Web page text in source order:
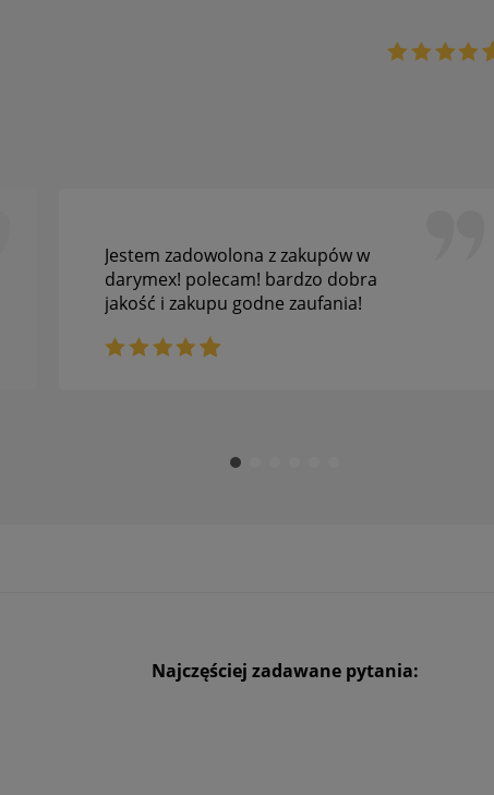
Jestem zadowolona z zakupów w
darymex! polecam! bardzo dobra
jakość i zakupu godne zaufania!
Najczęściej zadawane pytania: